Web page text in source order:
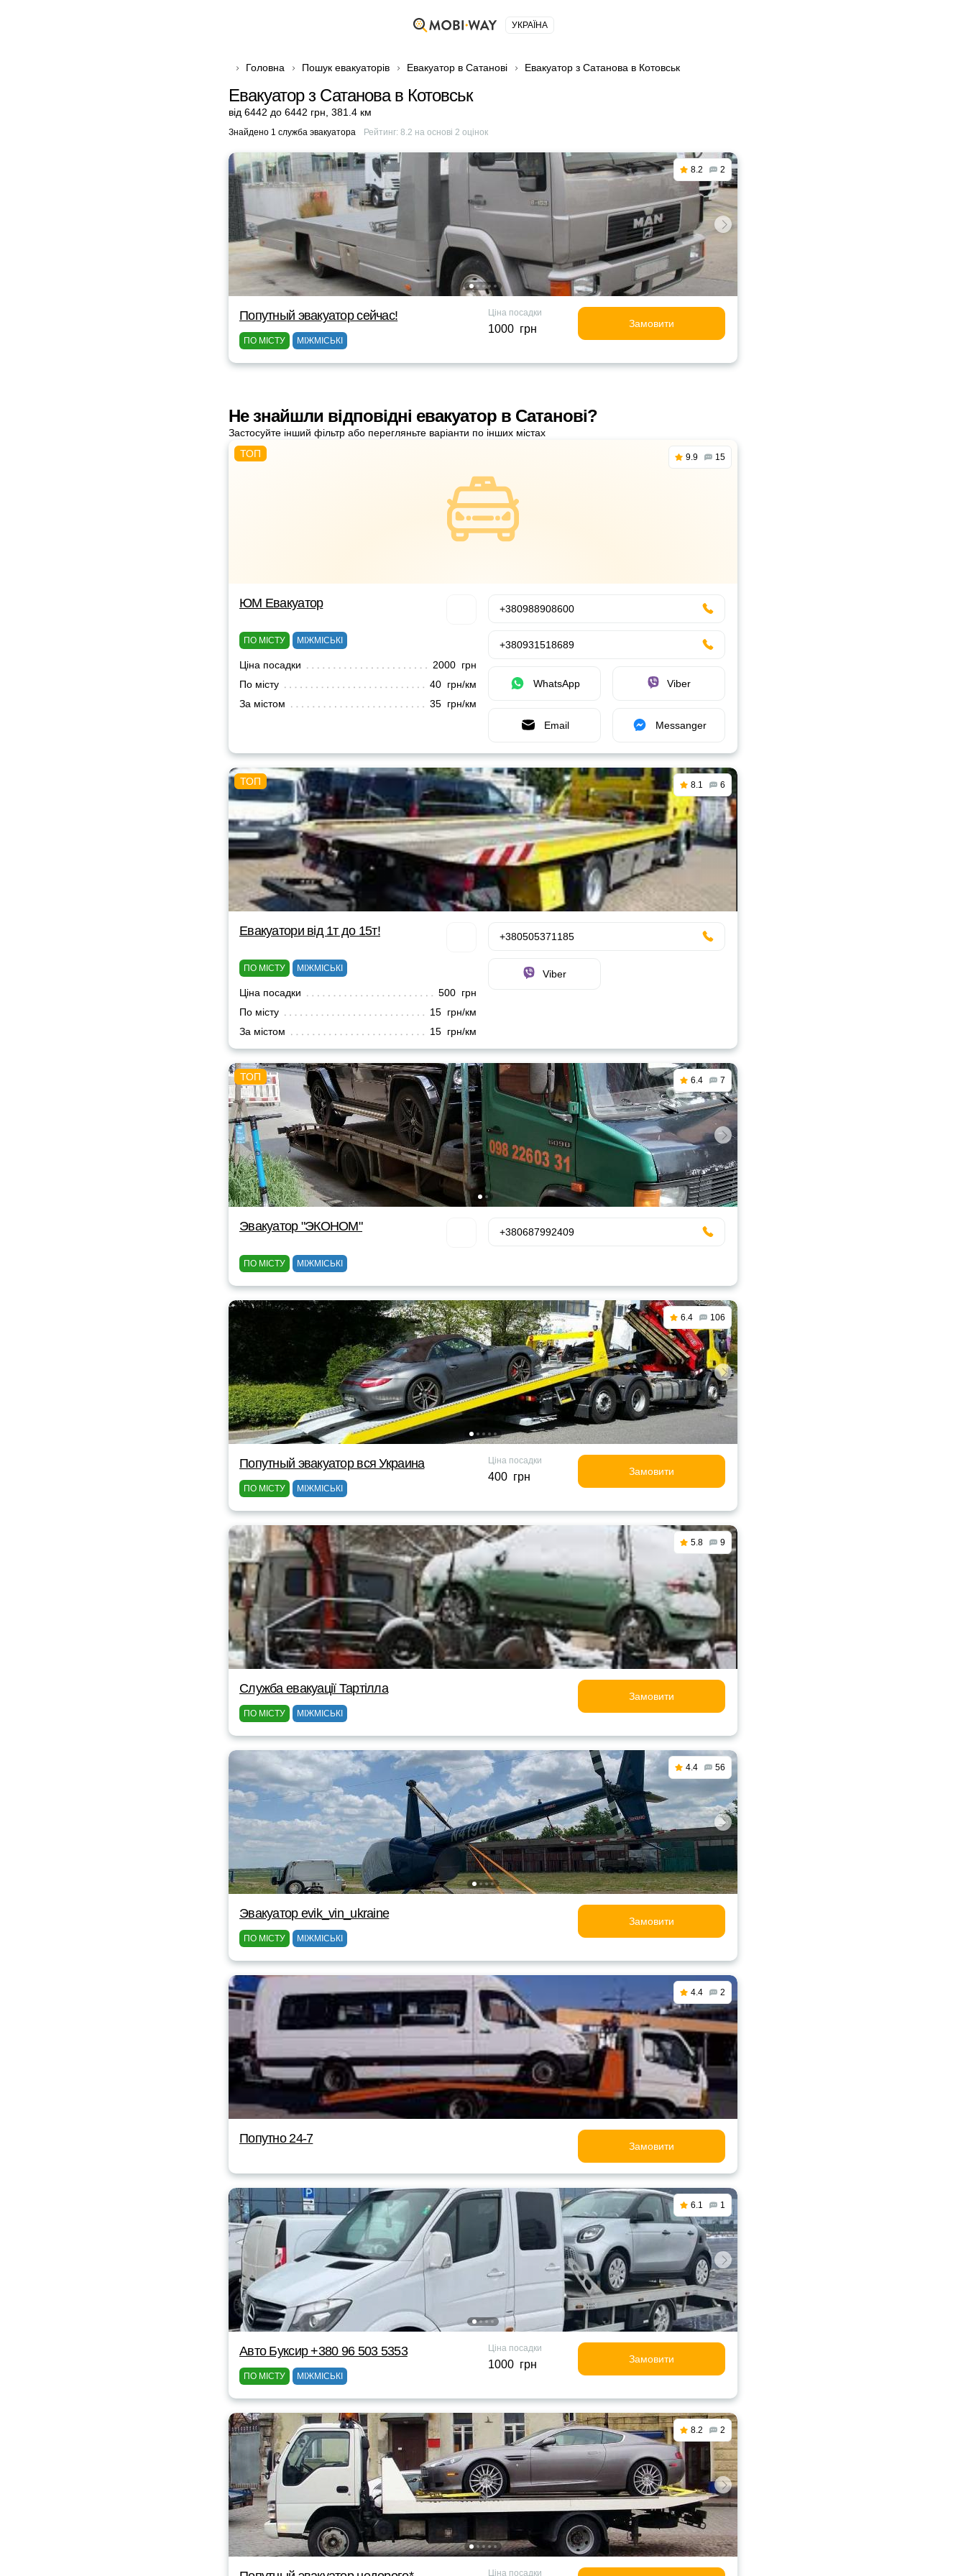
УКРАЇНА
Головна Пошук евакуаторів Евакуатор в Сатанові Евакуатор з Сатанова в Котовськ
Евакуатор з Сатанова в Котовськ
від 6442 до 6442 грн 381.4 км
Знайдено 1 служба эвакуатора Рейтинг: 8.2 на основі 2 оцінок
8.2 2
Попутный эвакуатор сейчас!
ПО МІСТУ МІЖМІСЬКІ
Ціна посадки
1000 грн Замовити
Не знайшли відповідні евакуатор в Сатанові?
Застосуйте інший фільтр або перегляньте варіанти по інших містах
9.9 15
ЮМ Евакуатор
ПО МІСТУ МІЖМІСЬКІ
Ціна посадки
2000 грн
По місту
40 грн/км
За містом
35 грн/км
+380988908600
+380931518689
WhatsApp Viber
Email Messanger
8.1 6
Евакуатори від 1т до 15т!
ПО МІСТУ МІЖМІСЬКІ
Ціна посадки
500 грн
По місту
15 грн/км
За містом
15 грн/км
+380505371185
Viber
6.4 7
Эвакуатор "ЭКОНОМ"
ПО МІСТУ МІЖМІСЬКІ
+380687992409
6.4 106
Попутный эвакуатор вся Украина
ПО МІСТУ МІЖМІСЬКІ
Ціна посадки
400 грн Замовити
5.8 9
Служба евакуації Тартілла
ПО МІСТУ МІЖМІСЬКІ
Замовити
4.4 56
Эвакуатор evik_vin_ukraine
ПО МІСТУ МІЖМІСЬКІ
Замовити
4.4 2
Попутно 24-7
Замовити
6.1 1
Авто Буксир +380 96 503 5353
ПО МІСТУ МІЖМІСЬКІ
Ціна посадки
1000 грн Замовити
8.2 2
Ціна посадки